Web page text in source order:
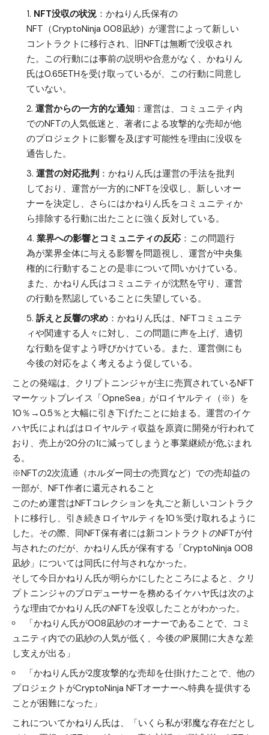
NFT没収の状況 ：かねりん氏保有の
NFT（CryptoNinja 008凪紗）が運営によって新しい
コントラクトに移行され、旧NFTは無断で没収され
た。この行動には事前の説明や合意がなく、かねりん
氏は0.65ETHを受け取っているが、この行動に同意し
ていない。
運営からの一方的な通知 ：運営は、コミュニティ内
でのNFTの人気低迷と、著者による攻撃的な売却が他
のプロジェクトに影響を及ぼす可能性を理由に没収を
通告した。
運営の対応批判 ：かねりん氏は運営の手法を批判
しており、運営が一方的にNFTを没収し、新しいオー
ナーを決定し、さらにはかねりん氏をコミュニティか
ら排除する行動に出たことに強く反対している。
業界への影響とコミュニティの反応 ：この問題行
為が業界全体に与える影響を問題視し、運営が中央集
権的に行動することの是非について問いかけている。
また、かねりん氏はコミュニティが沈黙を守り、運営
の行動を黙認していることに失望している。
訴えと反響の求め ：かねりん氏は、NFTコミュニテ
ィや関連する人々に対し、この問題に声を上げ、適切
な行動を促すよう呼びかけている。また、運営側にも
今後の対応をよく考えるよう促している。
ことの発端は、クリプトニンジャが主に売買されているNFT
マーケットプレイス「OpneSea」がロイヤルティ（※）を
10％→0.5％と大幅に引き下げたことに始まる。運営のイケ
ハヤ氏によればはロイヤルティ収益を原資に開発が行われて
おり、売上が20分の1に減ってしまうと事業継続が危ぶまれ
る。
※NFTの2次流通（ホルダー同士の売買など）での売却益の
一部が、NFT作者に還元されること
このため運営はNFTコレクションを丸ごと新しいコントラク
トに移行し、引き続きロイヤルティを10％受け取れるように
した。その際、同NFT保有者には新コントラクトのNFTが付
与されたのだが、かねりん氏が保有する「CryptoNinja 008
凪紗」については同氏に付与されなかった。
そして今日かねりん氏が明らかにしたところによると、クリ
プトニンジャのプロデューサーを務めるイケハヤ氏は次のよ
うな理由でかねりん氏のNFTを没収したことがわかった。
「かねりん氏が008凪紗のオーナーであることで、コミ
ュニティ内での凪紗の人気が低く、今後のIP展開に大きな差
し支えが出る」
「かねりん氏が2度攻撃的な売却を仕掛けたことで、他の
プロジェクトがCryptoNinja NFTオーナーへ特典を提供する
ことが困難になった」
これについてかねりん氏は、「いくら私が邪魔な存在だとし